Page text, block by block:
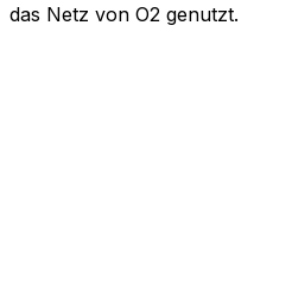
das Netz von O2 genutzt.